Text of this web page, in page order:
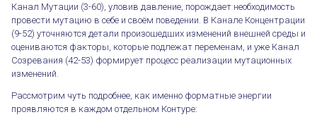
Канал Мутации (3-60), уловив давление, порождает необходимость
провести мутацию в себе и своём поведении. В Канале Концентрации
(9-52) уточняются детали произошедших изменений внешней среды и
оцениваются факторы, которые подлежат переменам, и уже Канал
Созревания (42-53) формирует процесс реализации мутационных
изменений.
Рассмотрим чуть подробнее, как именно форматные энергии
проявляются в каждом отдельном Контуре: